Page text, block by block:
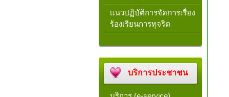
แนวปฏิบัติการจัดการเรื่อง
ร้องเรียนการทุจริต
บริการประชาชน